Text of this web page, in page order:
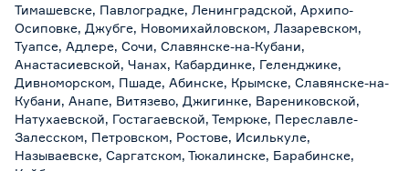
Тимашевске, Павлоградке, Ленинградской, Архипо-
Осиповке, Джубге, Новомихайловском, Лазаревском,
Туапсе, Адлере, Сочи, Славянске-на-Кубани,
Анастасиевской, Чанах, Кабардинке, Геленджике,
Дивноморском, Пшаде, Абинске, Крымске, Славянске-на-
Кубани, Анапе, Витязево, Джигинке, Варениковской,
Натухаевской, Гостагаевской, Темрюке, Переславле-
Залесском, Петровском, Ростове, Исилькуле,
Называевске, Саргатском, Тюкалинске, Барабинске,